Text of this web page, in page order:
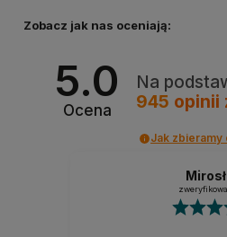
Zobacz jak nas oceniają:
5.0
Ocena
Na
945 opinii
Jak zbieramy